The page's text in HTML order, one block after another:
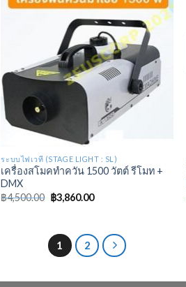
ระบบไฟเวที (STAGE LIGHT : SL)
เครื่องสโมคทำควัน 1500 วัตต์ รีโมท +
DMX
฿4,500.00 ฿3,860.00
1 2